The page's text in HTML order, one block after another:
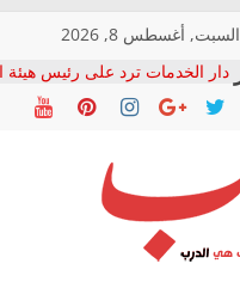
السبت, أغسطس 8, 2026
دار الخدمات ترد على رئيس هيئة
بعد مؤتمره الصحفي: إنكار الأزمة
معاناة أصحاب المعاشات..
فرحات سليمان يكتب: القطاع
أين؟
حزب التحالف الشعبي يطلق لجنة
في الصحة” بالإسكندرية لرصد
ودعم المرضى